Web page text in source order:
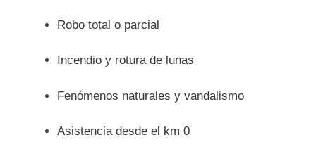
Robo total o parcial
Incendio y rotura de lunas
Fenómenos naturales y vandalismo
Asistencia desde el km 0